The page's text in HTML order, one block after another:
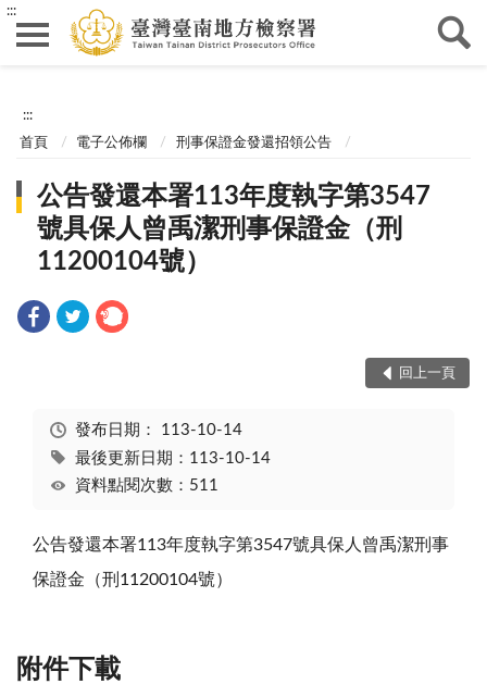
:::
:::
首頁 電子公佈欄 刑事保證金發還招領公告
公告發還本署113年度執字第3547
號具保人曾禹潔刑事保證金（刑
11200104號）
回上一頁
發布日期： 113-10-14
最後更新日期：113-10-14
資料點閱次數：511
公告發還本署113年度執字第3547號具保人曾禹潔刑事
保證金（刑11200104號）
附件下載